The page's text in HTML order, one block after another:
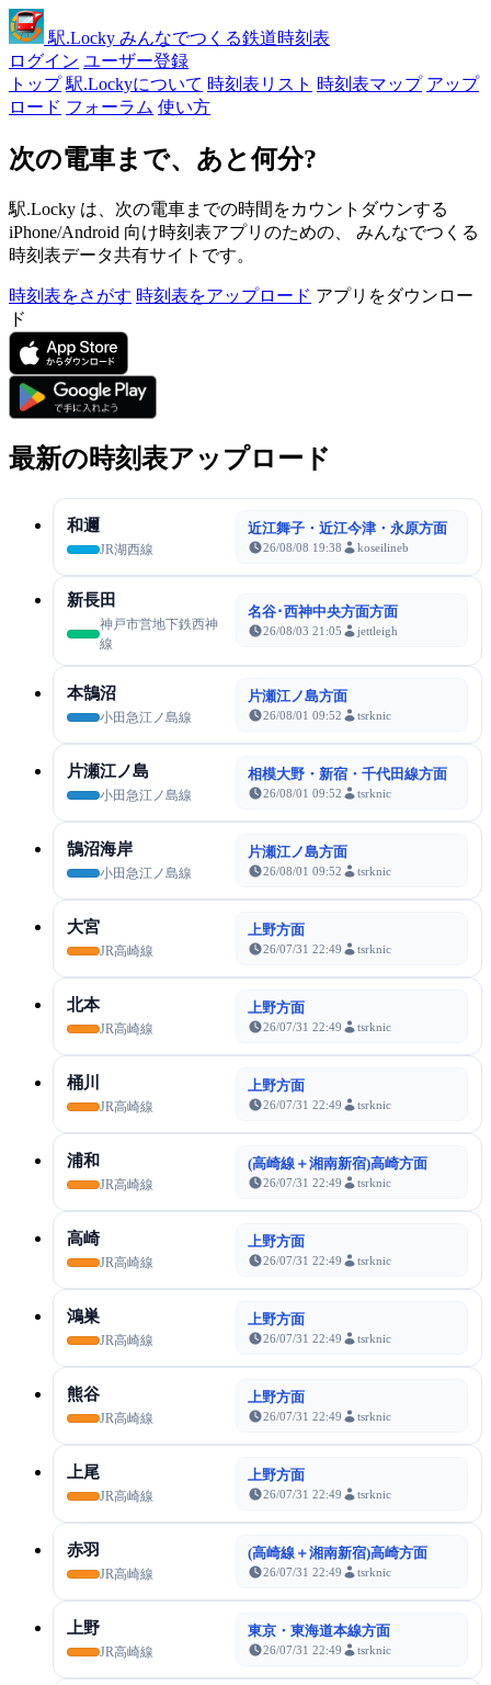
駅.Locky みんなでつくる鉄道時刻表
ログイン ユーザー登録
トップ 駅.Lockyについて 時刻表リスト 時刻表マップ アップ
ロード フォーラム 使い方
次の電車まで、あと何分?
駅.Locky は、次の電車までの時間をカウントダウンする
iPhone/Android 向け時刻表アプリのための、 みんなでつくる
時刻表データ共有サイトです。
時刻表をさがす 時刻表をアップロード アプリをダウンロー
ド
最新の時刻表アップロード
和邇
JR湖西線
近江舞子・近江今津・永原方面
26/08/08 19:38 koseilineb
新長田
神戸市営地下鉄西神
線
名谷･西神中央方面方面
26/08/03 21:05 jettleigh
本鵠沼
小田急江ノ島線
片瀬江ノ島方面
26/08/01 09:52 tsrknic
片瀬江ノ島
小田急江ノ島線
相模大野・新宿・千代田線方面
26/08/01 09:52 tsrknic
鵠沼海岸
小田急江ノ島線
片瀬江ノ島方面
26/08/01 09:52 tsrknic
大宮
JR高崎線
上野方面
26/07/31 22:49 tsrknic
北本
JR高崎線
上野方面
26/07/31 22:49 tsrknic
桶川
JR高崎線
上野方面
26/07/31 22:49 tsrknic
浦和
JR高崎線
(高崎線＋湘南新宿)高崎方面
26/07/31 22:49 tsrknic
高崎
JR高崎線
上野方面
26/07/31 22:49 tsrknic
鴻巣
JR高崎線
上野方面
26/07/31 22:49 tsrknic
熊谷
JR高崎線
上野方面
26/07/31 22:49 tsrknic
上尾
JR高崎線
上野方面
26/07/31 22:49 tsrknic
赤羽
JR高崎線
(高崎線＋湘南新宿)高崎方面
26/07/31 22:49 tsrknic
上野
JR高崎線
東京・東海道本線方面
26/07/31 22:49 tsrknic